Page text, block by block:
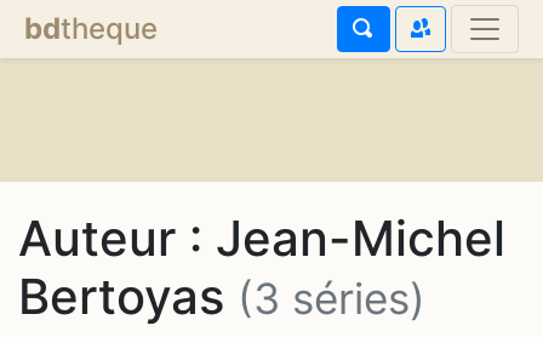
bdtheque
Auteur : Jean-Michel
Bertoyas (3 séries)